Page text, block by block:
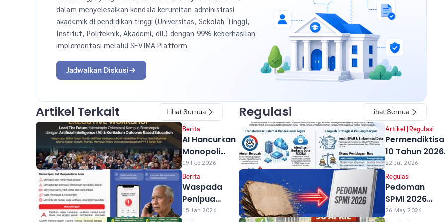
dalam menyelesaikan kendala kerumitan administrasi
akademik di pendidikan tinggi (Universitas, Sekolah Tinggi,
Institut, Politeknik, Akademi, dll.) dengan 99% keberhasilan
implementasi melalui SEVIMA Platform.
Jadwalkan Diskusi
Artikel Terkait Lihat Semua
Berita
AI Hancurkan
Monopoli
Pengetahuan
Kampus,
SEVIMA &
Prof Rhenald
Kasali Ajak
19 Feb 2026
Berita
Waspada
Penipuan
Oknum
15 Jan 2026
Regulasi Lihat Semua
Artikel Regulasi
10 Tahun 2026
Resmi Berlaku,
Perubahan
Berdampak
Kampus Anda?
22 Jul 2026
Regulasi
Pedoman
SPMI 2026
Diluncurkan,
26 May 2026